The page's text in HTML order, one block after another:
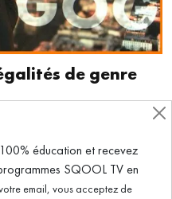
de genre
RSE chez Orange et
Quotidienne" d'Emmanuel
dans l'orientation.
éducation et recevez
SQOOL TV en
email, vous acceptez de